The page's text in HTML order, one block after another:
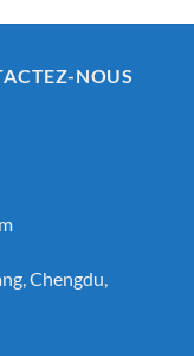
NOUS
Chengdu,